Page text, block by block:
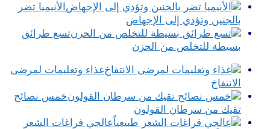
الأنيميا تضر
بالجنين وتؤدي إلى الإجهاض
تسع طرائق
بسيطة للتخلص من الحزن
غذاء وتعليمات لمرضى
الانتفاخ
خمس نصائح
تقيك من سرطان القولون
عالجي فراغات الشعر